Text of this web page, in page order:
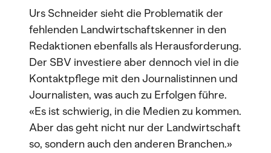
Urs Schneider sieht die Problematik der
fehlenden Landwirtschaftskenner in den
Redaktionen ebenfalls als Herausforderung.
Der SBV investiere aber dennoch viel in die
Kontaktpflege mit den Journalistinnen und
Journalisten, was auch zu Erfolgen führe.
«Es ist schwierig, in die Medien zu kommen.
Aber das geht nicht nur der Landwirtschaft
so, sondern auch den anderen Branchen.»